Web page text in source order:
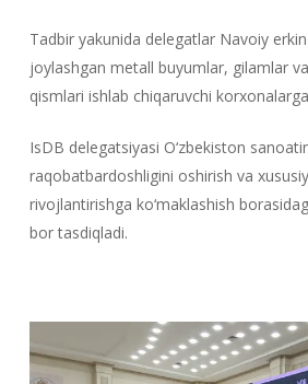
Tadbir yakunida delegatlar Navoiy
joylashgan metall buyumlar, gilamlar
qismlari ishlab chiqaruvchi
IsDB delegatsiyasi O‘zbekiston
raqobatbardoshligini oshirish va
rivojlantirishga ko‘maklashish
bor tasdiqladi.